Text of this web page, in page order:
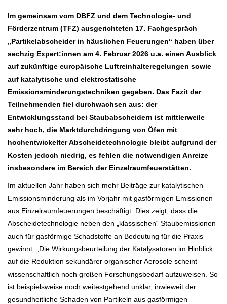
Im gemeinsam vom DBFZ und dem Technologie- und
Förderzentrum (TFZ) ausgerichteten 17. Fachgespräch
„Partikelabscheider in häuslichen Feuerungen“ haben über
sechzig Expert:innen am 4. Februar 2026 u.a. einen Ausblick
auf zukünftige europäische Luftreinhalteregelungen sowie
auf katalytische und elektrostatische
Emissionsminderungstechniken gegeben. Das Fazit der
Teilnehmenden fiel durchwachsen aus: der
Entwicklungsstand bei Staubabscheidern ist mittlerweile
sehr hoch, die Marktdurchdringung von Öfen mit
hochentwickelter Abscheidetechnologie bleibt aufgrund der
Kosten jedoch niedrig, es fehlen die notwendigen Anreize
insbesondere im Bereich der Einzelraumfeuerstätten.
Im aktuellen Jahr haben sich mehr Beiträge zur katalytischen
Emissionsminderung als im Vorjahr mit gasförmigen Emissionen
aus Einzelraumfeuerungen beschäftigt. Dies zeigt, dass die
Abscheidetechnologie neben den „klassischen“ Staubemissionen
auch für gasförmige Schadstoffe an Bedeutung für die Praxis
gewinnt. „Die Wirkungsbeurteilung der Katalysatoren im Hinblick
auf die Reduktion sekundärer organischer Aerosole scheint
wissenschaftlich noch großen Forschungsbedarf aufzuweisen. So
ist beispielsweise noch weitestgehend unklar, inwieweit der
gesundheitliche Schaden von Partikeln aus gasförmigen